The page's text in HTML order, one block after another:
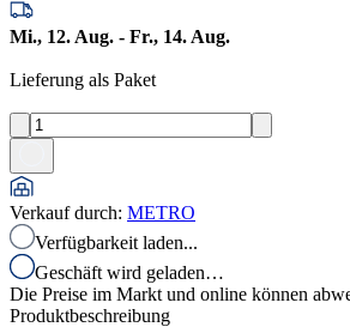
Mi., 12. Aug. - Fr., 14. Aug.
Lieferung als Paket
Verkauf durch: METRO
Verfügbarkeit laden...
Geschäft wird geladen…
Die Preise im Markt und online können
Produktbeschreibung